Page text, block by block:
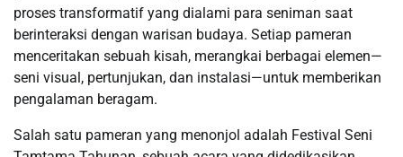
proses transformatif yang dialami para seniman saat
berinteraksi dengan warisan budaya. Setiap pameran
menceritakan sebuah kisah, merangkai berbagai elemen—
seni visual, pertunjukan, dan instalasi—untuk memberikan
pengalaman beragam.
Salah satu pameran yang menonjol adalah Festival Seni